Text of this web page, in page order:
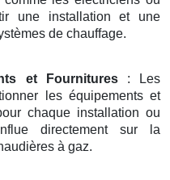
une installation et une
de chauffage.
et Fournitures: Les
les équipements et
chaque installation ou
directement sur la
à gaz.